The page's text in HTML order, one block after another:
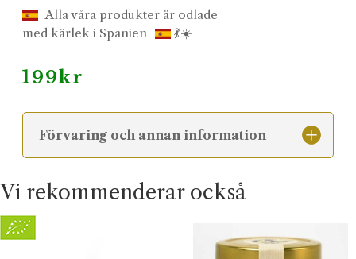
Alla våra produkter är odlade
med kärlek i Spanien
💃☀️
199kr
Förvaring och annan information
Vi rekommenderar också